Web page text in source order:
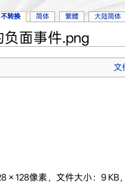
面事件.png
文
× 128像素，文件大小：9 KB
不转换 简体 繁體 大陆简体